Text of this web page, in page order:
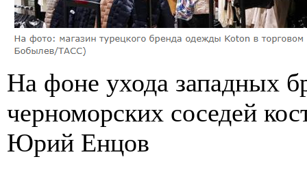
На фоне ухода западных
черноморских соседей
Юрий Енцов